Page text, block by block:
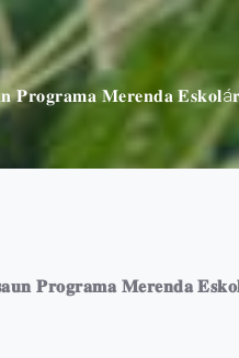
𝐏𝐫𝐨𝐠𝐫𝐚𝐦𝐚 𝐌𝐞𝐫𝐞𝐧𝐝𝐚
𝐏𝐫𝐨𝐠𝐫𝐚𝐦𝐚 𝐌𝐞𝐫𝐞𝐧𝐝𝐚